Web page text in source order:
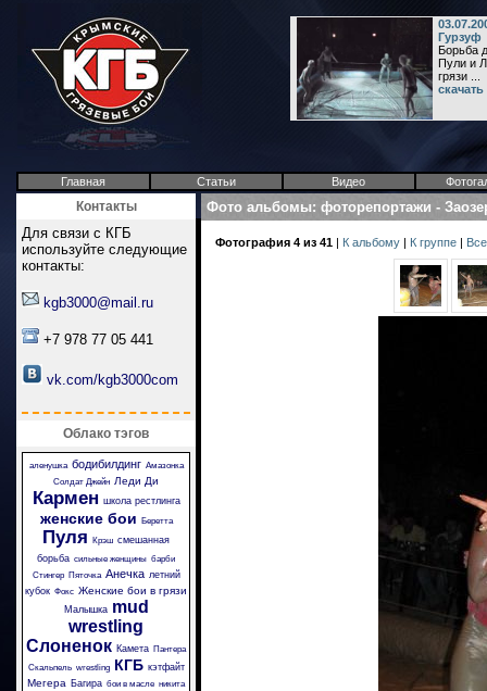
Гурзуф
Борьба
Пули и
грязи ...
Главная Статьи Видео
Контакты
Для связи с КГБ
используйте следующие
контакты:
kgb3000@mail.ru
+7 978 77 05 441
vk.com/kgb3000com
Облако тэгов
аленушка бодибилдинг Амазонка
Солдат Джейн Леди Ди
Кармен школа рестлинга
женские бои Беретта
Пуля Крэш смешанная
борьба сильные женщины барби
Стингер
Пяточка Анечка летний
кубок Фокс Женские бои в грязи
Малышка mud
wrestling
Слоненок Камета Пантера
Скальпель wrestling КГБ кэтфайт
Мегера Багира бои в масле никита
Фото альбомы: фоторепортажи -
Фотография 4 из 41 | К альбому | К группе |